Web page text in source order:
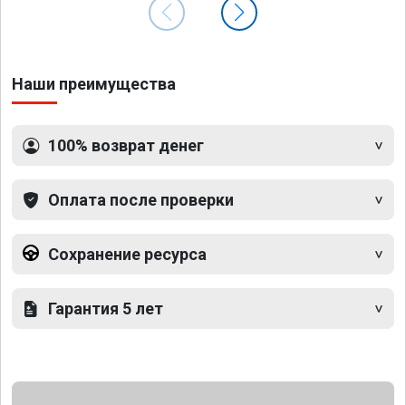
Наши преимущества
100% возврат денег
Оплата после проверки
Сохранение ресурса
Гарантия 5 лет